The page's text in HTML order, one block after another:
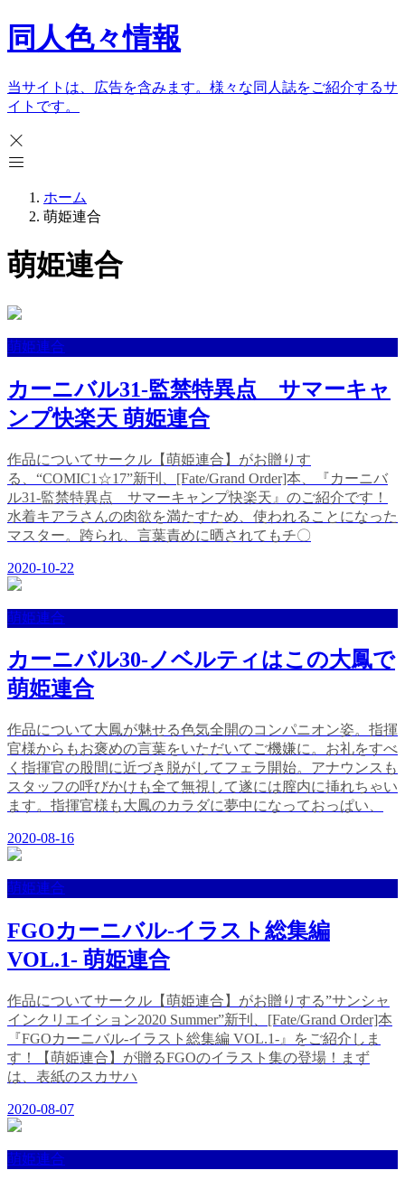
同人色々情報
当サイトは、広告を含みます。様々な同人誌をご紹介するサ
イトです。
ホーム
萌姫連合
萌姫連合
萌姫連合
カーニバル31-監禁特異点 サマーキャ
ンプ快楽天 萌姫連合
作品についてサークル【萌姫連合】がお贈りす
る、“COMIC1☆17”新刊、[Fate/Grand Order]本、『カーニバ
ル31-監禁特異点 サマーキャンプ快楽天』のご紹介です！
水着キアラさんの肉欲を満たすため、使われることになった
マスター。跨られ、言葉責めに晒されてもチ〇
2020-10-22
萌姫連合
カーニバル30-ノベルティはこの大鳳で
萌姫連合
作品について大鳳が魅せる色気全開のコンパニオン姿。指揮
官様からもお褒めの言葉をいただいてご機嫌に。お礼をすべ
く指揮官の股間に近づき脱がしてフェラ開始。アナウンスも
スタッフの呼びかけも全て無視して遂には膣内に挿れちゃい
ます。指揮官様も大鳳のカラダに夢中になっておっぱい、
2020-08-16
萌姫連合
FGOカーニバル-イラスト総集編
VOL.1- 萌姫連合
作品についてサークル【萌姫連合】がお贈りする”サンシャ
インクリエイション2020 Summer”新刊、[Fate/Grand Order]本
『FGOカーニバル-イラスト総集編 VOL.1-』をご紹介しま
す！【萌姫連合】が贈るFGOのイラスト集の登場！まず
は、表紙のスカサハ
2020-08-07
萌姫連合